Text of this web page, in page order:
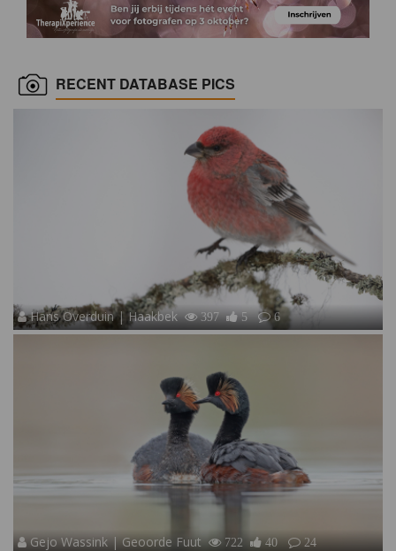
RECENT DATABASE PICS
Hans Overduin | Haakbek 397 5 6
Gejo Wassink | Geoorde Fuut 722 40 24